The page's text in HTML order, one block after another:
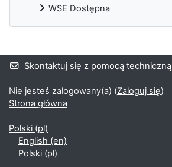
WSE Dostępna
Bloki uzupełniające
Skontaktuj się z pomocą techniczną
Nie jesteś zalogowany(a) (Zaloguj się)
Strona główna
Polski ‎(pl)‎
English ‎(en)‎
Polski ‎(pl)‎